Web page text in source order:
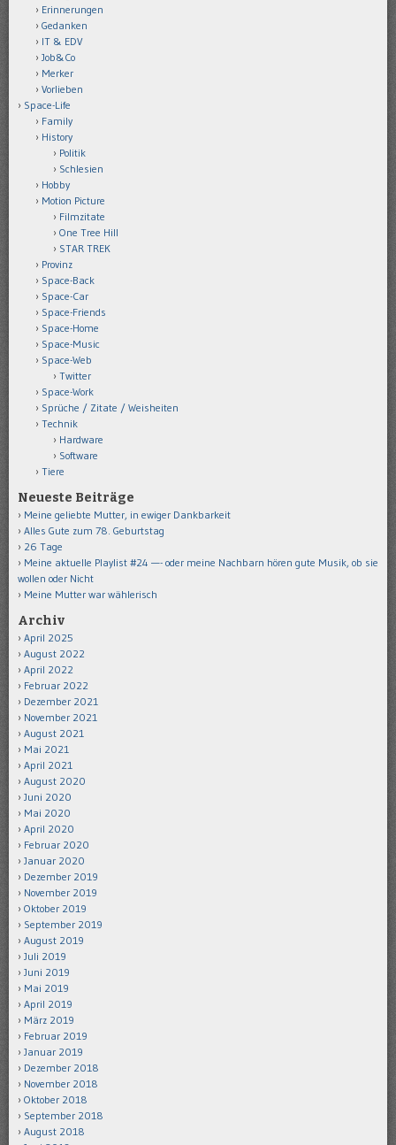
Erinnerungen
Gedanken
IT & EDV
Job&Co
Merker
Vorlieben
Space-Life
Family
History
Politik
Schlesien
Hobby
Motion Picture
Filmzitate
One Tree Hill
STAR TREK
Provinz
Space-Back
Space-Car
Space-Friends
Space-Home
Space-Music
Space-Web
Twitter
Space-Work
Sprüche / Zitate / Weisheiten
Technik
Hardware
Software
Tiere
Neueste Beiträge
Meine geliebte Mutter, in ewiger Dankbarkeit
Alles Gute zum 78. Geburtstag
26 Tage
Meine aktuelle Playlist #24 —- oder meine Nachbarn hören gute Musik, ob sie
wollen oder Nicht
Meine Mutter war wählerisch
Archiv
April 2025
August 2022
April 2022
Februar 2022
Dezember 2021
November 2021
August 2021
Mai 2021
April 2021
August 2020
Juni 2020
Mai 2020
April 2020
Februar 2020
Januar 2020
Dezember 2019
November 2019
Oktober 2019
September 2019
August 2019
Juli 2019
Juni 2019
Mai 2019
April 2019
März 2019
Februar 2019
Januar 2019
Dezember 2018
November 2018
Oktober 2018
September 2018
August 2018